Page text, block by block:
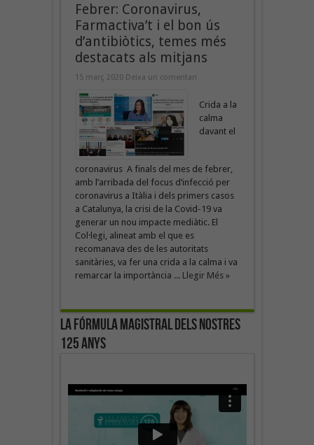
Febrer: Coronavirus,
Farmactiva’t i el bon ús
d’antibiòtics, temes més
destacats als mitjans
15 març 2020 Deixa un comentari
Crida a la
calma
davant el
coronavirus A finals del mes de febrer,
amb l’arribada del focus d’infecció per
coronavirus a Itàlia i dels primers casos
a Catalunya, la crisi de la Covid-19 va
generar un nou impacte mediàtic. El
Col·legi, alineat amb el que es
recomanava des de les autoritats
sanitàries, va fer una crida a la calma i va
remarcar la importància ... Llegir Més »
La fórmula magistral dels nostres
125 anys